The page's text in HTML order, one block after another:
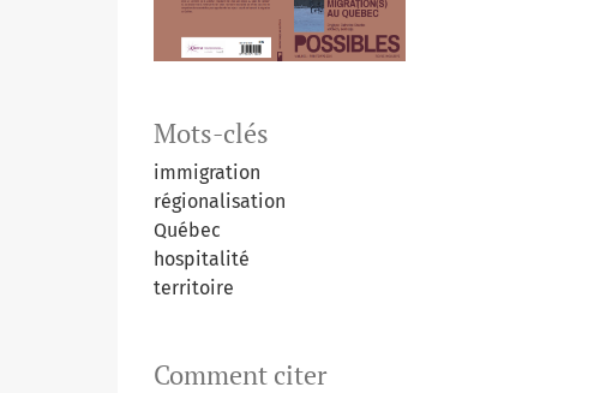
Mots-clés
immigration
régionalisation
Québec
hospitalité
territoire
Comment citer